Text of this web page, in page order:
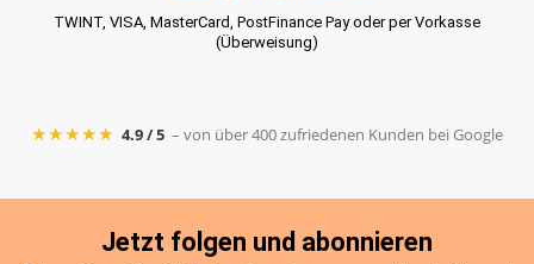
TWINT, VISA, MasterCard, PostFinance Pay oder per Vorkasse
(Überweisung)
★★★★★ 4.9 / 5 – von über 400 zufriedenen Kunden bei Google
Jetzt folgen und abonnieren